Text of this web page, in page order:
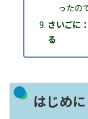
ったの
さいごに
る
はじめ